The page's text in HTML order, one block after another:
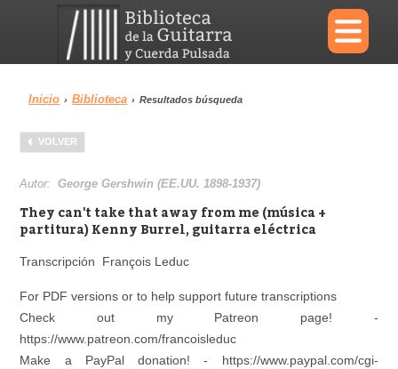
×
Menu
Biblioteca Diccionario
Área personal
Inicio › Biblioteca › Resultados búsqueda
VOLVER
Autor:George Gershwin (EE.UU. 1898-1937)
They can't take that away from me (música +
partitura) Kenny Burrel, guitarra eléctrica
Transcripción François Leduc
For PDF versions or to help support future transcriptions
Check out my Patreon page! -
https://www.patreon.com/francoisleduc
Make a PayPal donation! - https://www.paypal.com/cgi-